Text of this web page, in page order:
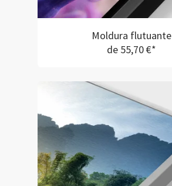
Moldura flutuante
de 55,70 €*